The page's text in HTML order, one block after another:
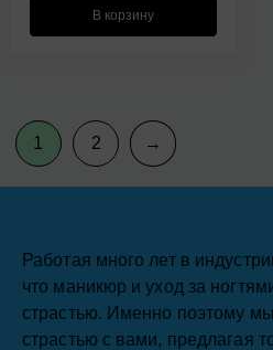
В корзину
1 2 →
Работая много лет в
что маникюр и уход за
страстью. Именно поэтому
страстью с вами, предлагая